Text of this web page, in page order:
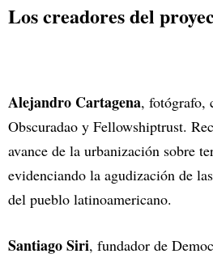
Los creadores del
Alejandro Cartagena, fotógrafo,
Obscuradao y Fellowshiptrust.
avance de la urbanización sobre
evidenciando la agudización de
del pueblo latinoamericano.
Santiago Siri, fundador de